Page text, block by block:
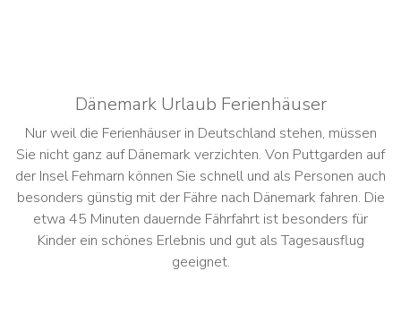
Dänemark Urlaub Ferienhäuser
Nur weil die Ferienhäuser in Deutschland stehen, müssen
Sie nicht ganz auf Dänemark verzichten. Von Puttgarden auf
der Insel Fehmarn können Sie schnell und als Personen auch
besonders günstig mit der Fähre nach Dänemark fahren. Die
etwa 45 Minuten dauernde Fährfahrt ist besonders für
Kinder ein schönes Erlebnis und gut als Tagesausflug
geeignet.